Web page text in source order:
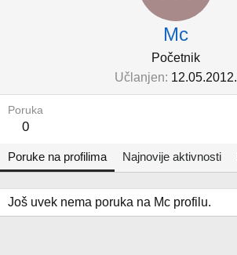
Mc
Početnik
Učlanjen 12.05.2012.
Poruka
0
Poruke na profilima Najnovije aktivnosti
Još uvek nema poruka na Mc profilu.